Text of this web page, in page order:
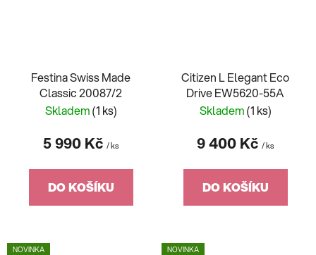
Festina Swiss Made
Classic 20087/2
Skladem(1 ks)
5 990 Kč / ks
DO KOŠÍKU
Citizen L Elegant Eco
Drive EW5620-55A
Skladem(1 ks)
9 400 Kč / ks
DO KOŠÍKU
NOVINKA NOVINKA